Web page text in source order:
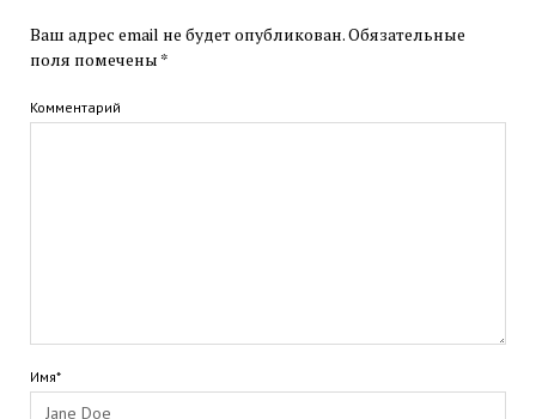
Ваш адрес email не будет опубликован.Обязательные
поля помечены *
Комментарий
Имя*